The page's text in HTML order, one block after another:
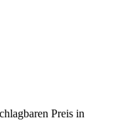
Preis in